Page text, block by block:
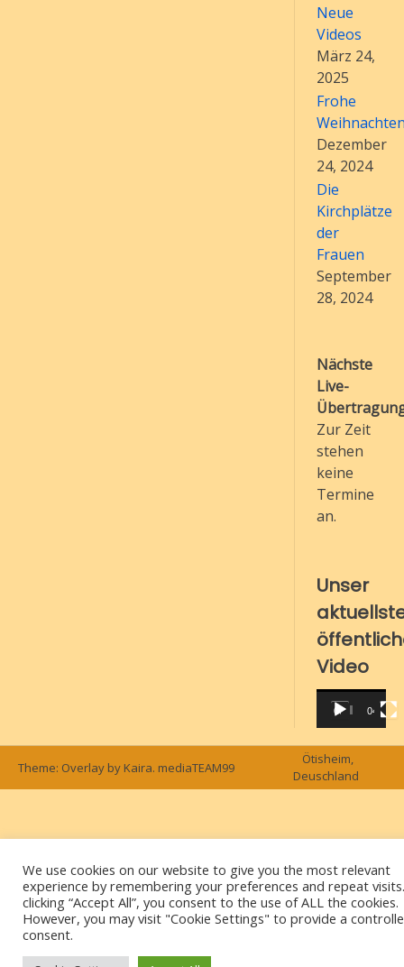
Neue
Videos
März 24,
2025
Frohe
Dezember
24, 2024
Die
Kirchplätze
der
Frauen
September
28, 2024
Nächste
Live-
Zur Zeit
stehen
keine
Termine
an.
Unser
Video
Video-
Player
00:00 04:10
Theme: Overlay by Kaira. mediaTEAM99
Ötisheim,
Deuschland
We use cookies on our website to give you the most relevant
experience by remembering your preferences and repeat
clicking “Accept All”, you consent to the use of ALL the cookies.
However, you may visit "Cookie Settings" to provide a
consent.